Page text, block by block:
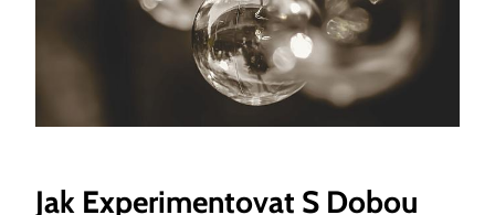
Jak Experimentovat S Dobou